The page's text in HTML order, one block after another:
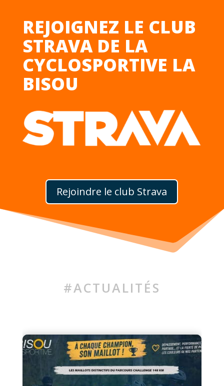
REJOIGNEZ LE CLUB
STRAVA DE LA
CYCLOSPORTIVE LA
BISOU
Rejoindre le club Strava
#ACTUALITÉS